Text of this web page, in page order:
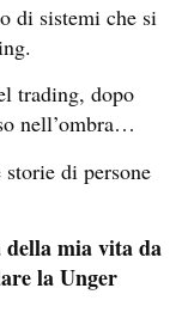
di sistemi che si
trading, dopo
nell’ombra…
di persone
mia vita da
la Unger